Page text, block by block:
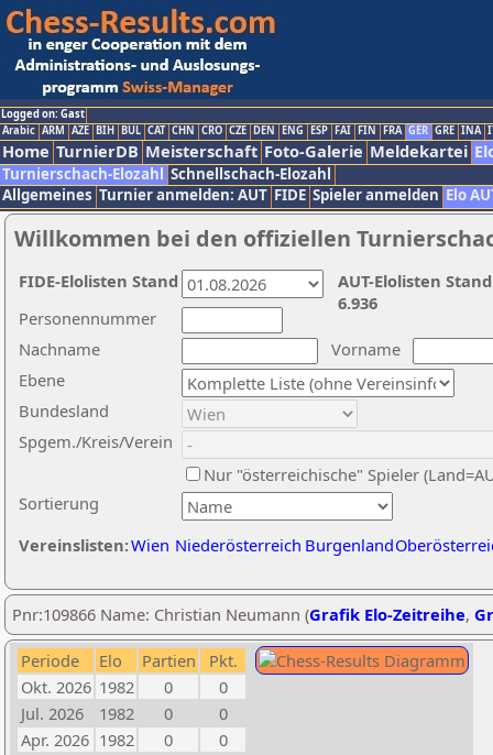
Logged on: Gast
Arabic ARM AZE BIH BUL CAT CHN CRO CZE DEN ENG ESP FAI FIN FRA GER GRE INA
Home TurnierDB Meisterschaft Foto-Galerie Meldekartei
Turnierschach-Elozahl Schnellschach-Elozahl
Allgemeines Turnier anmelden: AUT FIDE Spieler anmelden Elo
Willkommen bei den offiziellen
Nachname
Vorname
Ebene
Sortierung
Personennummer
Bundesland
Spgem./Kreis/Verein
Nur "österreichische" Spieler
Vereinslisten:Wien Niederösterreich Burgenland
AUT-Elolisten
6.936
FIDE-Elolisten Stand
Pnr:109866 Name: Christian Neumann (Grafik Elo-Zeitreihe,
Periode Elo Partien
Pkt.
Okt. 2026 1982 0
0
Jul. 2026
1982 0
0
Apr. 2026 1982 0
0